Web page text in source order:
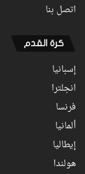
اتصل بنا
كرة القدم
إسبانيا
انجلترا
فرنسا
ألمانيا
إيطاليا
هولندا